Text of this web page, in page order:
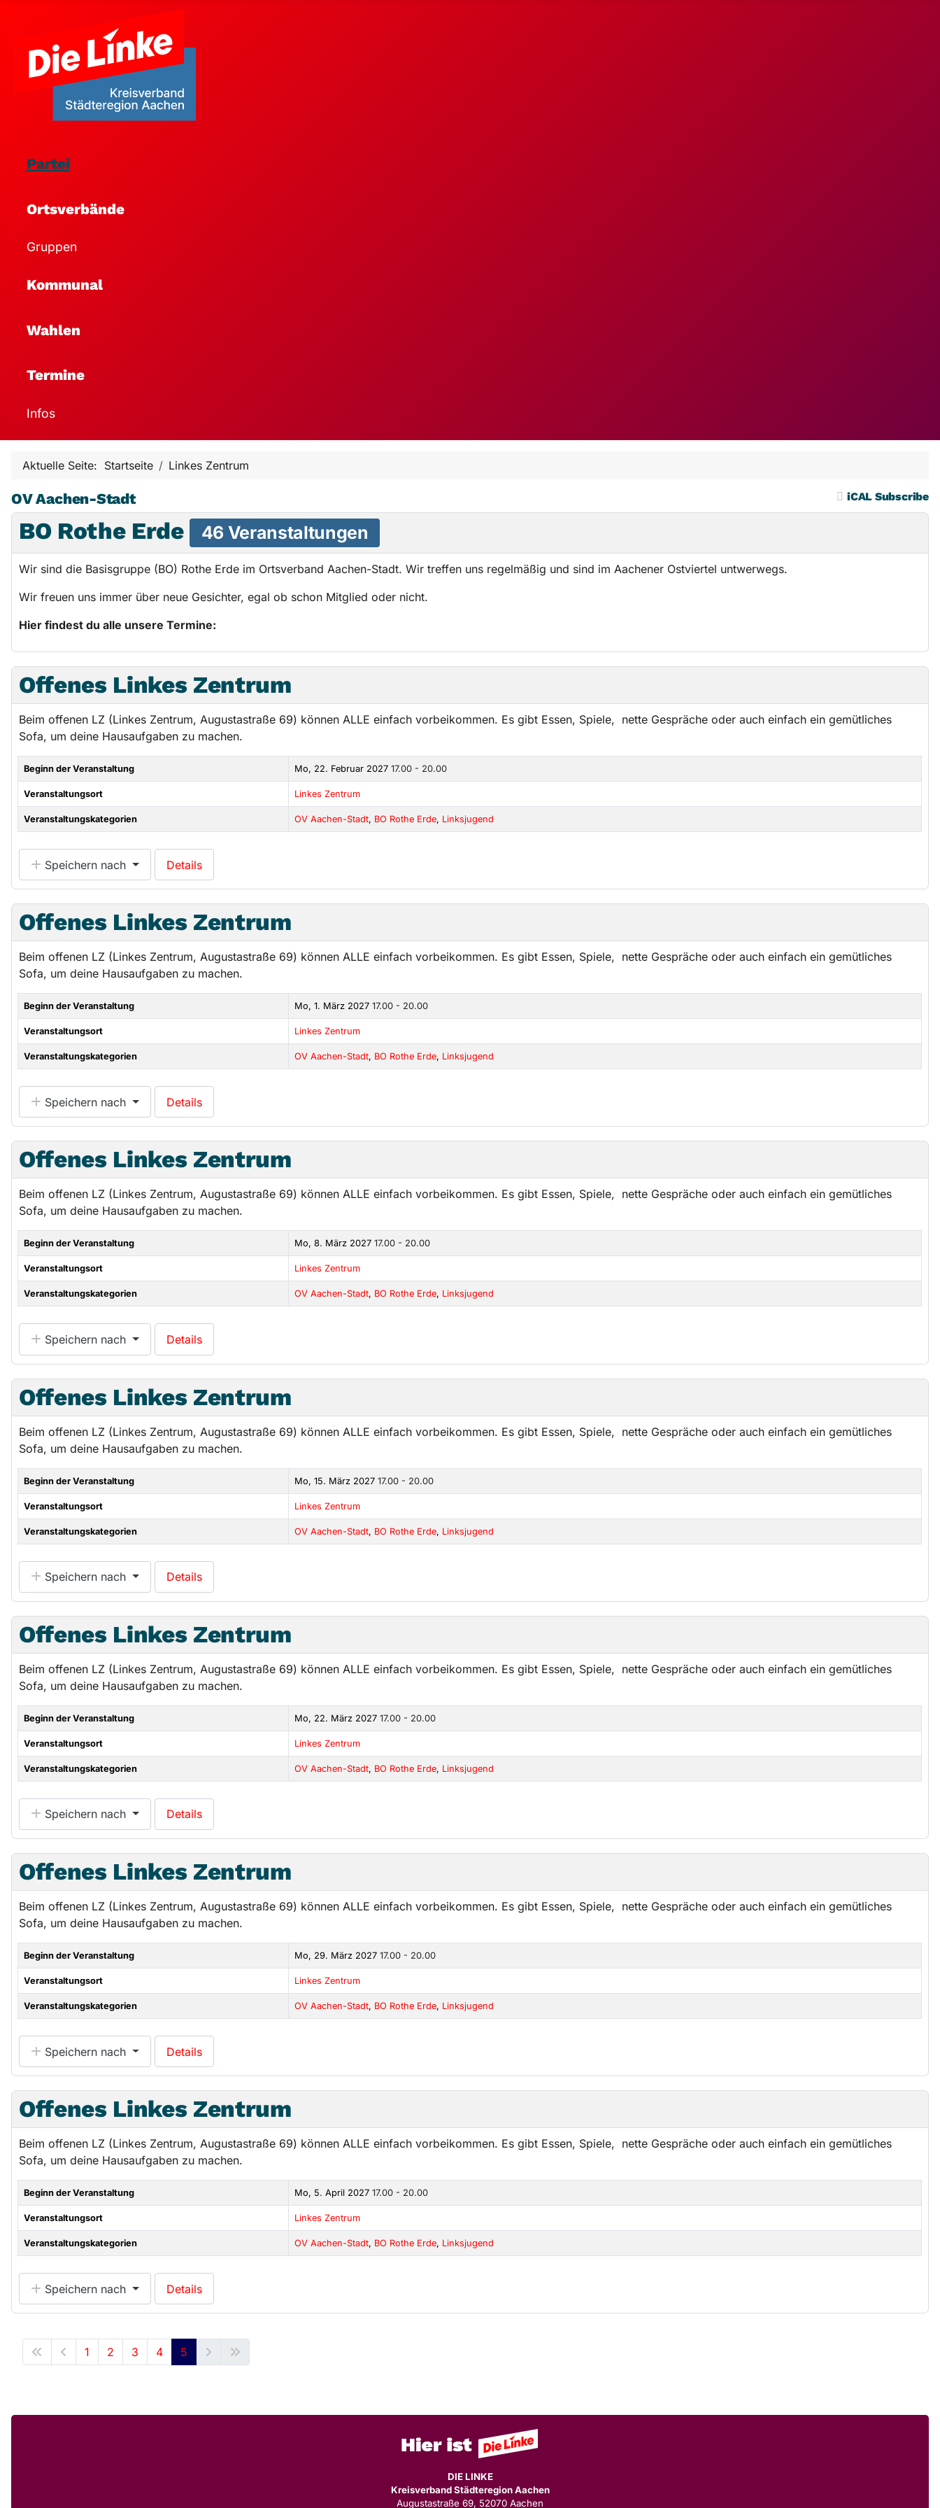
Partei
Ortsverbände
Gruppen
Kommunal
Wahlen
Termine
Infos
Aktuelle Seite: Startseite Linkes Zentrum
OV Aachen-Stadt iCAL Subscribe
BO Rothe Erde 46 Veranstaltungen
Wir sind die Basisgruppe (BO) Rothe Erde im Ortsverband Aachen-Stadt. Wir treffen uns regelmäßig und sind im Aachener Ostviertel untwerwegs.
Wir freuen uns immer über neue Gesichter, egal ob schon Mitglied oder nicht.
Hier findest du alle unsere Termine:
Offenes Linkes Zentrum
Beim offenen LZ (Linkes Zentrum, Augustastraße 69) können ALLE einfach vorbeikommen. Es gibt Essen, Spiele, nette Gespräche oder auch einfach ein gemütliches
Sofa, um deine Hausaufgaben zu machen.
Beginn der Veranstaltung Mo, 22. Februar 202717.00 - 20.00
Veranstaltungsort Linkes Zentrum
Veranstaltungskategorien OV Aachen-Stadt, BO Rothe Erde, Linksjugend
Speichern nach Details
Offenes Linkes Zentrum
Beim offenen LZ (Linkes Zentrum, Augustastraße 69) können ALLE einfach vorbeikommen. Es gibt Essen, Spiele, nette Gespräche oder auch einfach ein gemütliches
Sofa, um deine Hausaufgaben zu machen.
Beginn der Veranstaltung Mo, 1. März 202717.00 - 20.00
Veranstaltungsort Linkes Zentrum
Veranstaltungskategorien OV Aachen-Stadt, BO Rothe Erde, Linksjugend
Speichern nach Details
Offenes Linkes Zentrum
Beim offenen LZ (Linkes Zentrum, Augustastraße 69) können ALLE einfach vorbeikommen. Es gibt Essen, Spiele, nette Gespräche oder auch einfach ein gemütliches
Sofa, um deine Hausaufgaben zu machen.
Beginn der Veranstaltung Mo, 8. März 202717.00 - 20.00
Veranstaltungsort Linkes Zentrum
Veranstaltungskategorien OV Aachen-Stadt, BO Rothe Erde, Linksjugend
Speichern nach Details
Offenes Linkes Zentrum
Beim offenen LZ (Linkes Zentrum, Augustastraße 69) können ALLE einfach vorbeikommen. Es gibt Essen, Spiele, nette Gespräche oder auch einfach ein gemütliches
Sofa, um deine Hausaufgaben zu machen.
Beginn der Veranstaltung Mo, 15. März 202717.00 - 20.00
Veranstaltungsort Linkes Zentrum
Veranstaltungskategorien OV Aachen-Stadt, BO Rothe Erde, Linksjugend
Speichern nach Details
Offenes Linkes Zentrum
Beim offenen LZ (Linkes Zentrum, Augustastraße 69) können ALLE einfach vorbeikommen. Es gibt Essen, Spiele, nette Gespräche oder auch einfach ein gemütliches
Sofa, um deine Hausaufgaben zu machen.
Beginn der Veranstaltung Mo, 22. März 202717.00 - 20.00
Veranstaltungsort Linkes Zentrum
Veranstaltungskategorien OV Aachen-Stadt, BO Rothe Erde, Linksjugend
Speichern nach Details
Offenes Linkes Zentrum
Beim offenen LZ (Linkes Zentrum, Augustastraße 69) können ALLE einfach vorbeikommen. Es gibt Essen, Spiele, nette Gespräche oder auch einfach ein gemütliches
Sofa, um deine Hausaufgaben zu machen.
Beginn der Veranstaltung Mo, 29. März 202717.00 - 20.00
Veranstaltungsort Linkes Zentrum
Veranstaltungskategorien OV Aachen-Stadt, BO Rothe Erde, Linksjugend
Speichern nach Details
Offenes Linkes Zentrum
Beim offenen LZ (Linkes Zentrum, Augustastraße 69) können ALLE einfach vorbeikommen. Es gibt Essen, Spiele, nette Gespräche oder auch einfach ein gemütliches
Sofa, um deine Hausaufgaben zu machen.
Beginn der Veranstaltung Mo, 5. April 202717.00 - 20.00
Veranstaltungsort Linkes Zentrum
Veranstaltungskategorien OV Aachen-Stadt, BO Rothe Erde, Linksjugend
Speichern nach Details
1 2 3 4 5
DIE LINKE
Kreisverband Städteregion Aachen
Augustastraße 69, 52070 Aachen